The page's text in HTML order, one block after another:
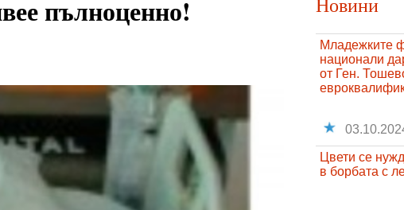
пълноценно!
Младежките
национали
от Ген.
Цвети се
в борбата с